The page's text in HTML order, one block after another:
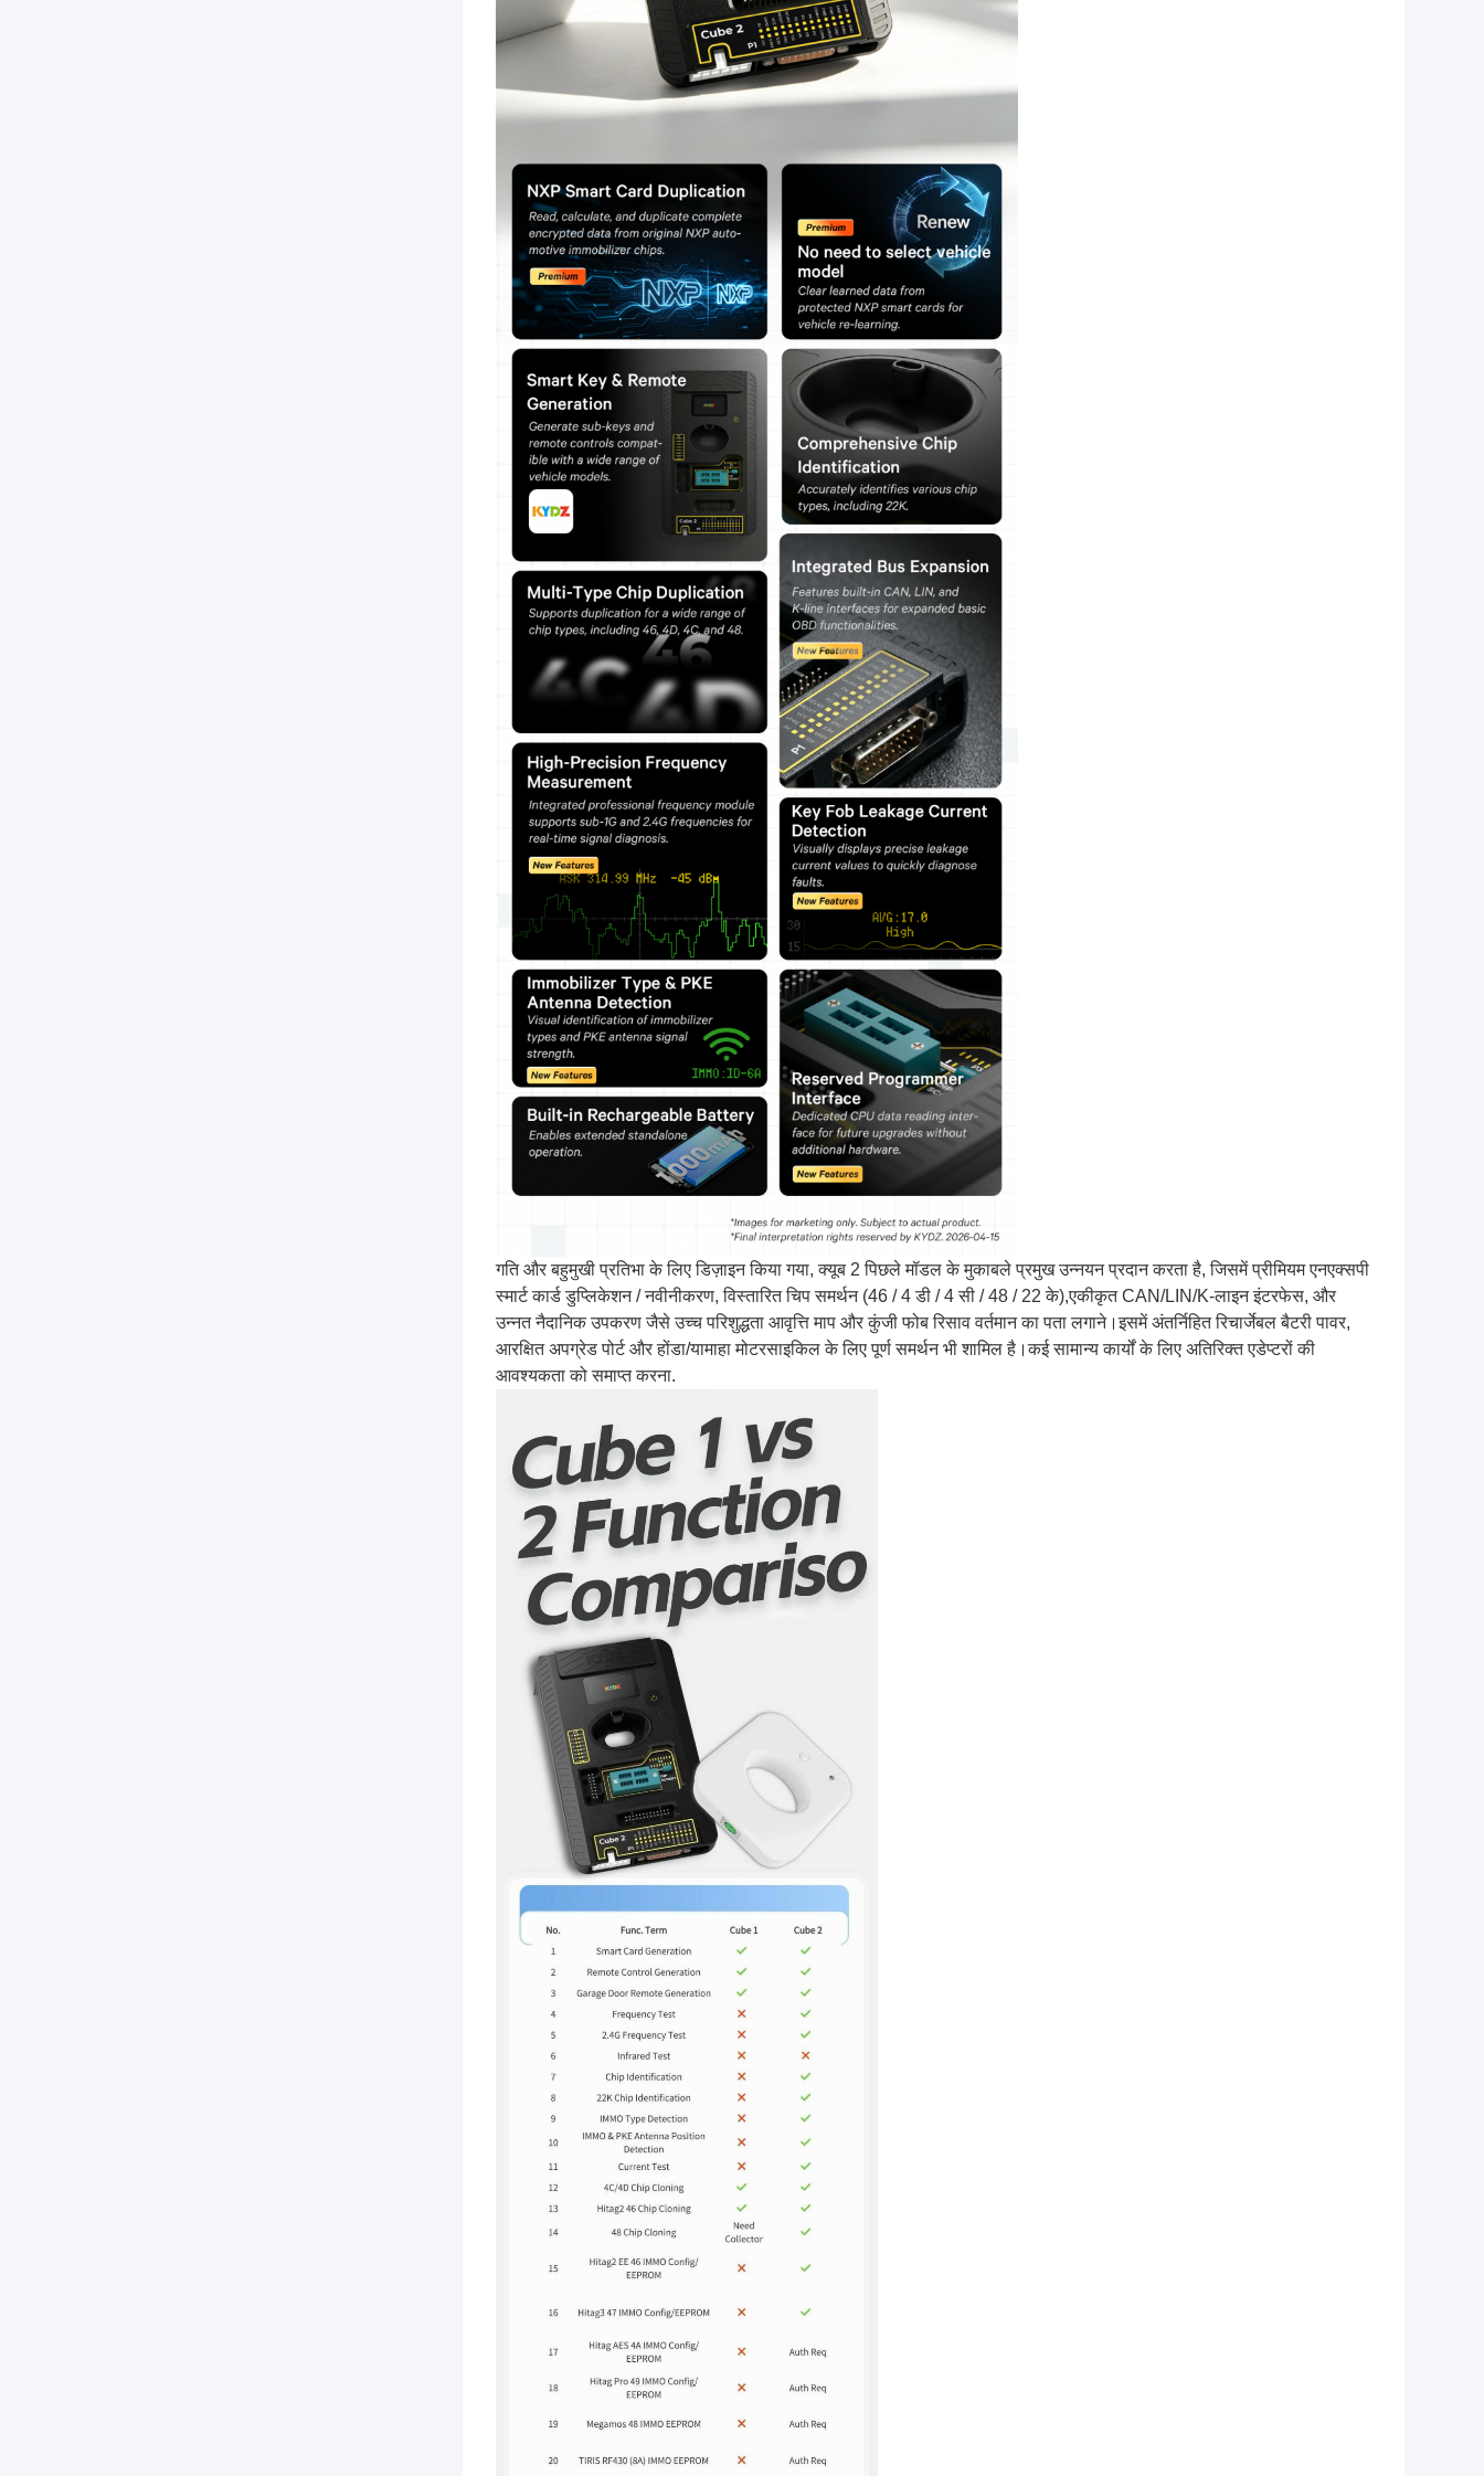
गति और बहुमुखी प्रतिभा के लिए डिज़ाइन किया गया, क्यूब 2 पिछले मॉडल के मुकाबले प्रमुख उन्नयन प्रदान करता है, जिसमें प्रीमियम एनएक्सपी
स्मार्ट कार्ड डुप्लिकेशन / नवीनीकरण, विस्तारित चिप समर्थन (46 / 4 डी / 4 सी / 48 / 22 के),एकीकृत CAN/LIN/K-लाइन इंटरफेस, और
उन्नत नैदानिक उपकरण जैसे उच्च परिशुद्धता आवृत्ति माप और कुंजी फोब रिसाव वर्तमान का पता लगाने।इसमें अंतर्निहित रिचार्जेबल बैटरी पावर,
आरक्षित अपग्रेड पोर्ट और होंडा/यामाहा मोटरसाइकिल के लिए पूर्ण समर्थन भी शामिल है।कई सामान्य कार्यों के लिए अतिरिक्त एडेप्टरों की
आवश्यकता को समाप्त करना.